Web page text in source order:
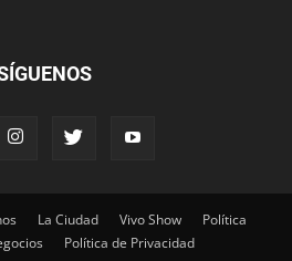
La Ciudad Vivo Show
Política
Política de Privacidad